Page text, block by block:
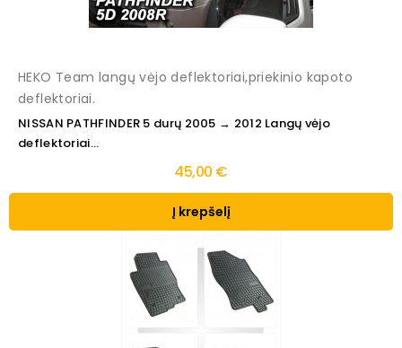
HEKO Team langų vėjo deflektoriai,priekinio kapoto
deflektoriai.
NISSAN PATHFINDER 5 durų 2005 → 2012 Langų vėjo
deflektoriai...
45,00 €
Į krepšelį